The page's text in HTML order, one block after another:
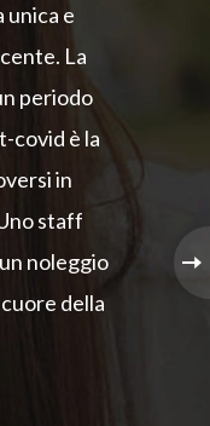
unica e
La
periodo
covid è la
in
staff
noleggio
della